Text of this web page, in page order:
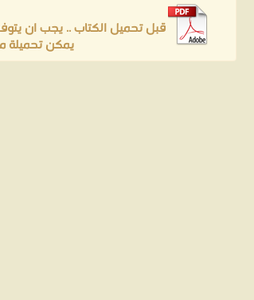
قبل تحميل الكتاب .. يجب ان
يمكن تحميلة